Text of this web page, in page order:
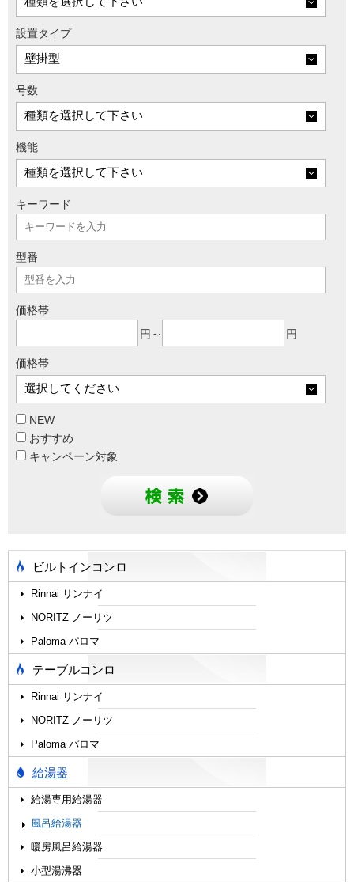
設置タイプ
号数
機能
キーワード
型番
価格帯
円～
円
価格帯
NEW
おすすめ
キャンペーン対象
ビルトインコンロ
Rinnai リンナイ
NORITZ ノーリツ
Paloma パロマ
テーブルコンロ
Rinnai リンナイ
NORITZ ノーリツ
Paloma パロマ
給湯器
給湯専用給湯器
風呂給湯器
暖房風呂給湯器
小型湯沸器